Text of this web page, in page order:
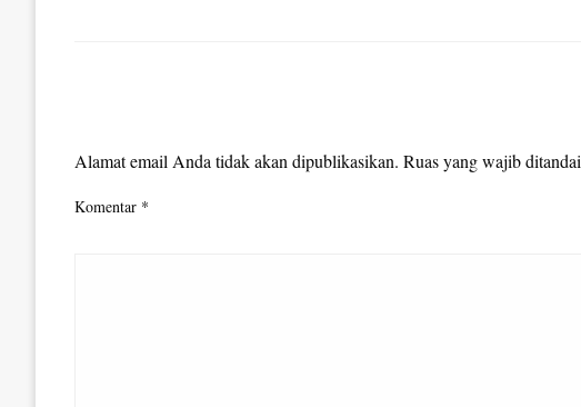
Alamat email Anda tidak akan dipublikasikan. Ruas yang wajib ditandai
Komentar *